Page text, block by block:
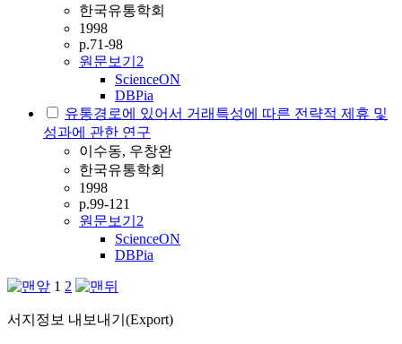
한국유통학회
1998
p.71-98
원문보기 2
ScienceON
DBPia
유통경로에 있어서 거래특성에 따른 전략적 제휴 및
성과에 관한 연구
이수동, 우창완
한국유통학회
1998
p.99-121
원문보기 2
ScienceON
DBPia
1 2
서지정보 내보내기(Export)